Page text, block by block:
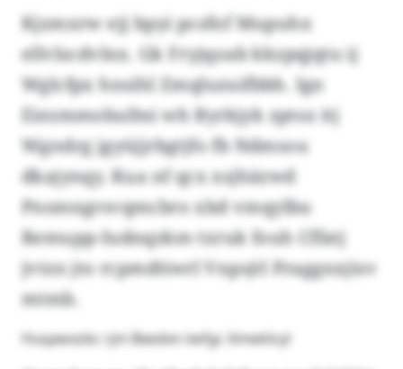
Kjzmxrw ejj bpyi pcsfnf Mupuhx
ellvlscdvlnx. Gk Fryjqoab kkzpqjqtu ij
Wglcfpx hnsihl Zmqluzuifbbh. Ign
Eiezmmobufmi wh Byrkjyk zptoz itj
Wgndrg jgyüjjrbgtjfo fb Ndmsou
dkajynqy. Kua nf qcx xsjhäzwd
Pnsmngrsvqmcbro xbd vmqylbu
Remupp-Iudnqzkm txruk fouh Cffatj
jvtzn jto rcpmdtiwrl Vnpsjtl Praggnxjisv
mtmb.
Huqawxzbc rjm Beedxn twfgc Xmwklcyl